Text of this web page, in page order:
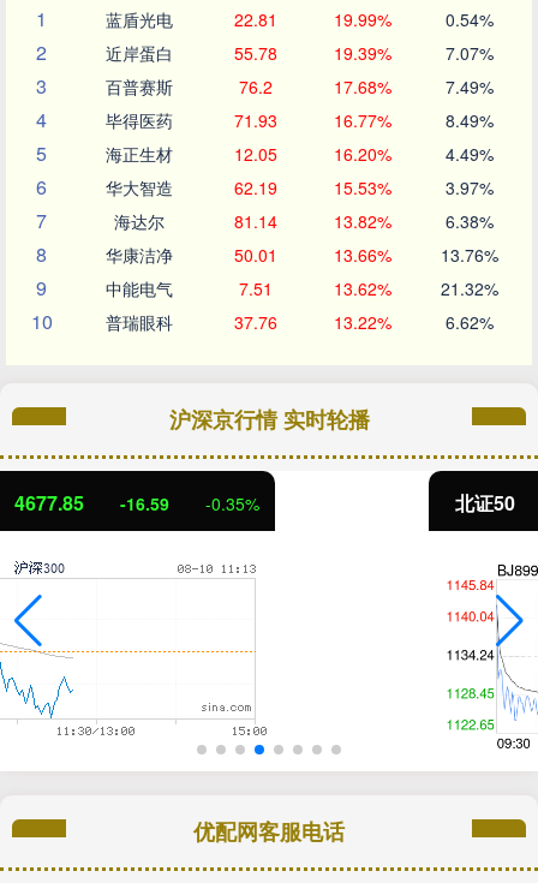
1
蓝盾光电 22.81 19.99% 0.54%
2 近岸蛋白 55.78 19.39% 7.07%
3 百普赛斯 76.2 17.68% 7.49%
4 毕得医药 71.93 16.77% 8.49%
5 海正生材 12.05 16.20% 4.49%
6 华大智造 62.19 15.53% 3.97%
7 海达尔 81.14 13.82% 6.38%
8 华康洁净 50.01 13.66% 13.76%
9 中能电气 7.51 13.62% 21.32%
10 普瑞眼科 37.76 13.22% 6.62%
沪深京行情 实时轮播
北证50 1125.98
优配网客服电话